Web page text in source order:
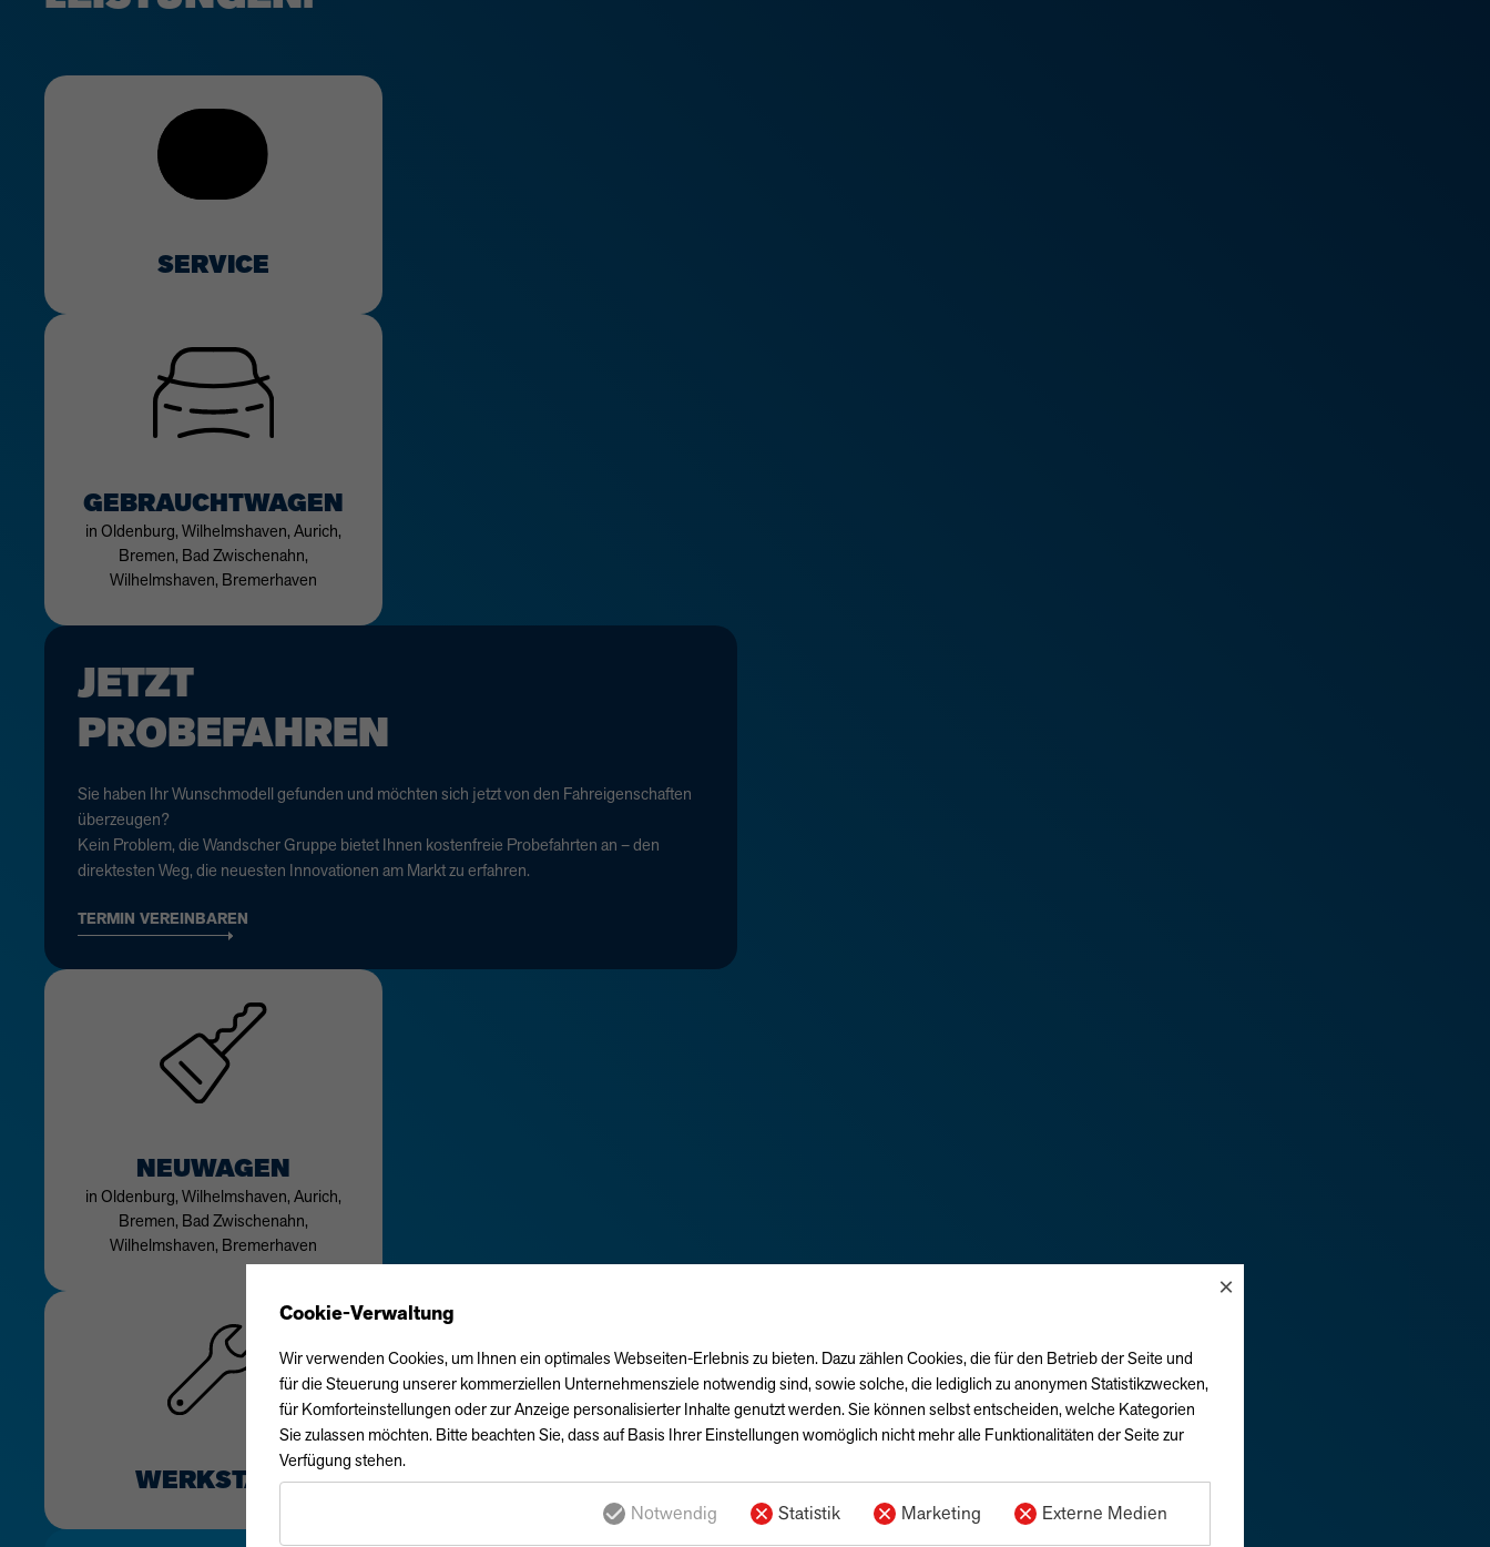
SERVICE
GEBRAUCHTWAGEN
in Oldenburg, Wilhelmshaven, Aurich,
Bremen, Bad Zwischenahn,
Wilhelmshaven, Bremerhaven
JETZT
PROBEFAHREN
Sie haben Ihr Wunschmodell gefunden und möchten sich jetzt von den Fahreigenschaften
überzeugen?
Kein Problem, die Wandscher Gruppe bietet Ihnen kostenfreie Probefahrten an – den
direktesten Weg, die neuesten Innovationen am Markt zu erfahren.
TERMIN VEREINBAREN
NEUWAGEN
in Oldenburg, Wilhelmshaven, Aurich,
Bremen, Bad Zwischenahn,
Wilhelmshaven, Bremerhaven
WERKSTATT
Cookie-Verwaltung
×
Wir verwenden Cookies, um Ihnen ein optimales Webseiten-Erlebnis zu bieten. Dazu zählen Cookies, die für den Betrieb der Seite und
für die Steuerung unserer kommerziellen Unternehmensziele notwendig sind, sowie solche, die lediglich zu anonymen Statistikzwecken,
für Komforteinstellungen oder zur Anzeige personalisierter Inhalte genutzt werden. Sie können selbst entscheiden, welche Kategorien
Sie zulassen möchten. Bitte beachten Sie, dass auf Basis Ihrer Einstellungen womöglich nicht mehr alle Funktionalitäten der Seite zur
Verfügung stehen.
Notwendig Statistik Marketing Externe Medien